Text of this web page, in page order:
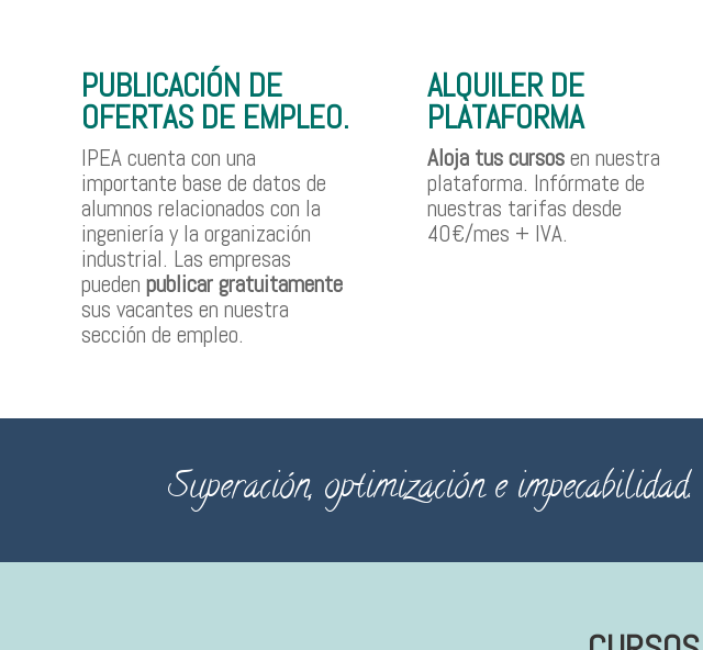
PUBLICACIÓN DE
OFERTAS DE EMPLEO.
IPEA cuenta con una
importante base de datos de
alumnos relacionados con la
ingeniería y la organización
industrial. Las empresas
pueden publicar gratuitamente
sus vacantes en nuestra
sección de empleo.
ALQUILER DE
PLATAFORMA
Aloja tus cursosen nuestra
plataforma. Infórmate de
nuestras tarifas desde
40€/mes + IVA.
Superación, optimización e impecabilidad.